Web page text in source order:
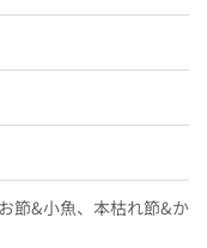
節&小魚、本枯れ節&か